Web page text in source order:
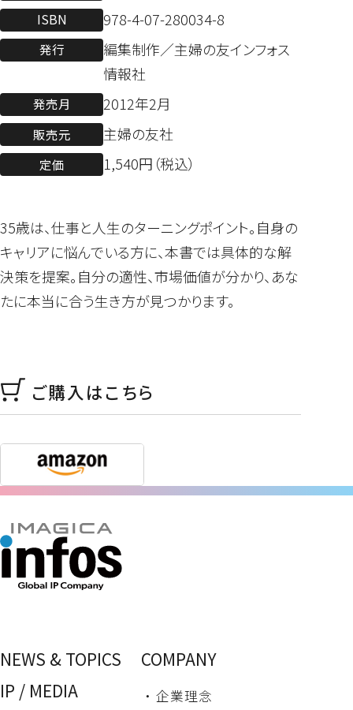
ISBN 978-4-07-280034-8
発行
編集制作／主婦の友インフォス
情報社
発売月 2012年2月
販売元 主婦の友社
定価 1,540円（税込）
35歳は、仕事と人生のターニングポイント。自身の
キャリアに悩んでいる方に、本書では具体的な解
決策を提案。自分の適性、市場価値が分かり、あな
たに本当に合う生き方が見つかります。
ご購入はこちら
NEWS & TOPICS
IP / MEDIA
COMPANY
・ 企業理念